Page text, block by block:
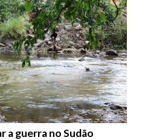
a guerra no Sudão